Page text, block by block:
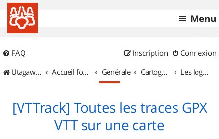
Menu
FAQ Connexion
Inscription
UtagawaVTT (Randos VTT et VTTAE avec traces GPS)
Accueil forum Générale Cartographie et GPS Les logiciels
[VTTrack] Toutes les traces GPX
VTT sur une carte